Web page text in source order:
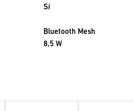
Sí
Bluetooth Mesh
8,5 W